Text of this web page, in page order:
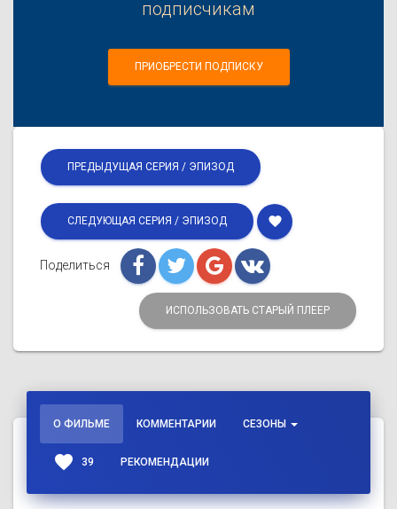
подписчикам
ПРИОБРЕСТИ ПОДПИСКУ
ПРЕДЫДУЩАЯ СЕРИЯ / ЭПИЗОД
СЛЕДУЮЩАЯ СЕРИЯ / ЭПИЗОД favorite
Поделиться
ИСПОЛЬЗОВАТЬ СТАРЫЙ ПЛЕЕР
О ФИЛЬМЕ КОММЕНТАРИИ СЕЗОНЫ
favorite 39 РЕКОМЕНДАЦИИ